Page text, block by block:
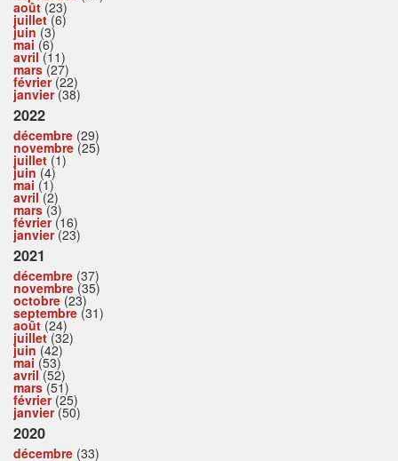
août (23)
juillet(6)
juin (3)
mai (6)
avril(11)
mars(27)
février(22)
janvier(38)
2022
décembre (29)
novembre (25)
juillet (1)
juin (4)
mai (1)
avril(2)
mars(3)
février(16)
janvier(23)
2021
décembre (37)
novembre (35)
octobre (23)
septembre (31)
août (24)
juillet(32)
juin (42)
mai (53)
avril(52)
mars(51)
février(25)
janvier(50)
2020
décembre (33)